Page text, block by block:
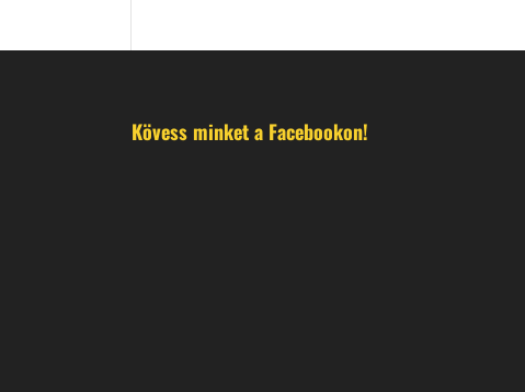
Kövess minket a Facebookon!